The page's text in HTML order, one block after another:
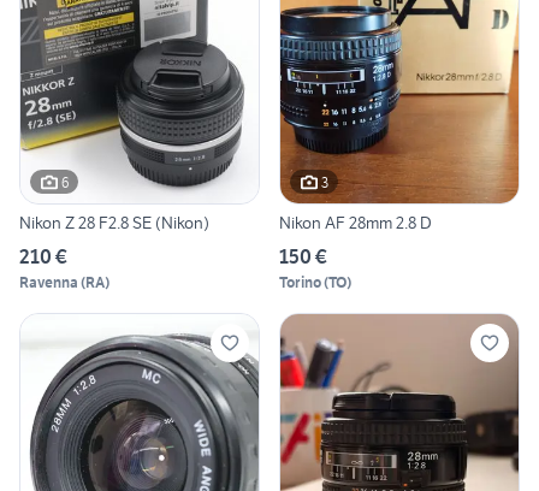
6
Nikon Z 28 F2.8 SE (Nikon)
210 €
Ravenna (RA)
3
Nikon AF 28mm 2.8 D
150 €
Torino(TO)